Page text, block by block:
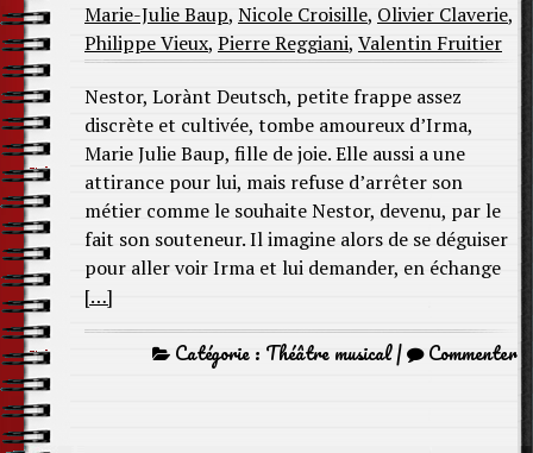
Marie-Julie Baup, Nicole Croisille, Olivier Claverie,
Philippe Vieux, Pierre Reggiani, Valentin Fruitier
Nestor, Lorànt Deutsch, petite frappe assez
discrète et cultivée, tombe amoureux d’Irma,
Marie Julie Baup, fille de joie. Elle aussi a une
attirance pour lui, mais refuse d’arrêter son
métier comme le souhaite Nestor, devenu, par le
fait son souteneur. Il imagine alors de se déguiser
pour aller voir Irma et lui demander, en échange
[…]
Catégorie : Théâtre musical| Commenter